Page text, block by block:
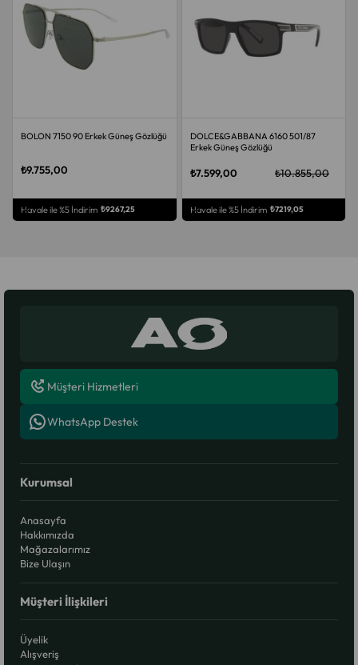
7150 90 Erkek Güneş Gözlüğü
ile %5 İndirim ₺9267,25
DOLCE&GABBANA 6160 501/87
Erkek Güneş Gözlüğü
₺7.599,00 ₺10.855,00
Havale ile %5 İndirim ₺7219,05
Müşteri Hizmetleri
WhatsApp Destek
Kurumsal
Anasayfa
Hakkımızda
Mağazalarımız
Bize Ulaşın
Müşteri İlişkileri
Üyelik
Alışveriş